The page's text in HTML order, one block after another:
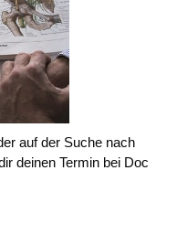
auf der Suche nach
deinen Termin bei Doc